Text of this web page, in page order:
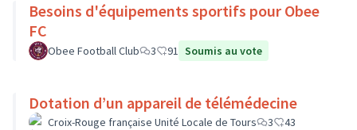
Besoins d'équipements sportifs pour Obee
FC
Obee Football Club 3 91 Soumis au vote
Dotation d’un appareil de télémédecine
Croix-Rouge française Unité Locale de Tours 3
43